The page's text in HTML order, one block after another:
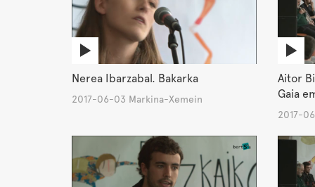
Nerea Ibarzabal. Bakarka
2017-06-03 Markina-Xemein
Aitor
Gaia
2017-